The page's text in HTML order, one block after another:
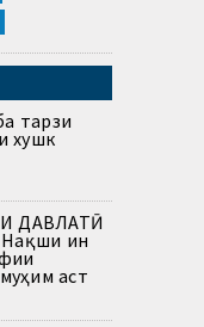
тарзи
хушк
ДАВЛАТӢ
ин
аст